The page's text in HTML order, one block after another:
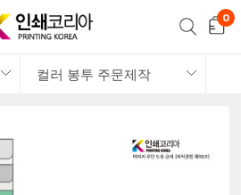
컬러 봉투 주문제작